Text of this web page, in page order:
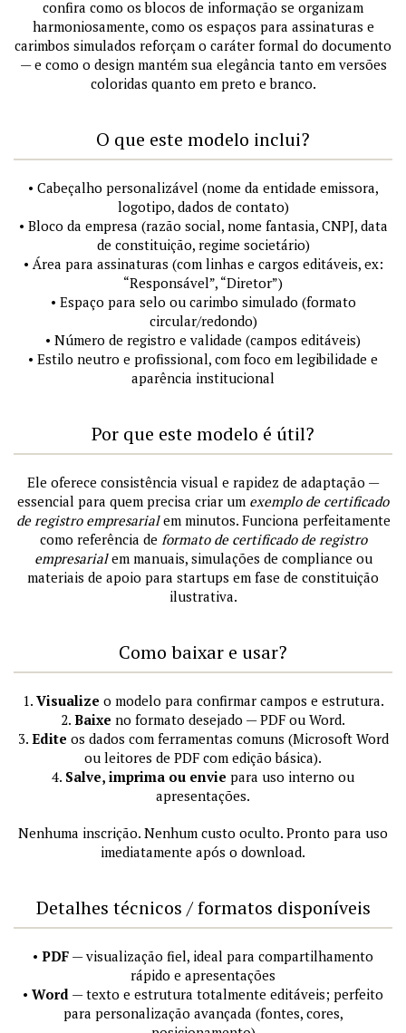
confira como os blocos de informação se organizam
harmoniosamente, como os espaços para assinaturas e
carimbos simulados reforçam o caráter formal do documento
— e como o design mantém sua elegância tanto em versões
coloridas quanto em preto e branco.
O que este modelo inclui?
• Cabeçalho personalizável (nome da entidade emissora,
logotipo, dados de contato)
• Bloco da empresa (razão social, nome fantasia, CNPJ, data
de constituição, regime societário)
• Área para assinaturas (com linhas e cargos editáveis, ex:
“Responsável”, “Diretor”)
• Espaço para selo ou carimbo simulado (formato
circular/redondo)
• Número de registro e validade (campos editáveis)
• Estilo neutro e profissional, com foco em legibilidade e
aparência institucional
Por que este modelo é útil?
Ele oferece consistência visual e rapidez de adaptação —
essencial para quem precisa criar um exemplo de certificado
de registro empresarialem minutos. Funciona perfeitamente
como referência de formato de certificado de registro
empresarialem manuais, simulações de compliance ou
materiais de apoio para startups em fase de constituição
ilustrativa.
Como baixar e usar?
1. Visualize o modelo para confirmar campos e estrutura.
2. Baixe no formato desejado — PDF ou Word.
3. Edite os dados com ferramentas comuns (Microsoft Word
ou leitores de PDF com edição básica).
4. Salve, imprima ou envie para uso interno ou
apresentações.
Nenhuma inscrição. Nenhum custo oculto. Pronto para uso
imediatamente após o download.
Detalhes técnicos / formatos disponíveis
• PDF — visualização fiel, ideal para compartilhamento
rápido e apresentações
• Word — texto e estrutura totalmente editáveis; perfeito
para personalização avançada (fontes, cores,